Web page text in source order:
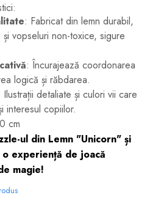
: Fabricat din lemn durabil,
vopseluri non-toxice, sigure
: Încurajează coordonarea
logică și răbdarea.
Ilustrații detaliate și culori vii care
interesul copiilor.
cm
ul din Lemn "Unicorn" și
experiență de joacă
magie!